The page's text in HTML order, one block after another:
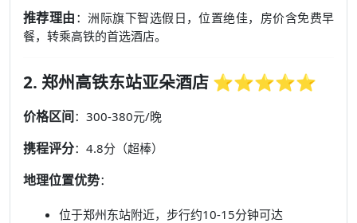
推荐理由 ：洲际旗下智选假日，位置绝佳，房价含免费早
餐，转乘高铁的首选酒店。
2. 郑州高铁东站亚朵酒店 ⭐⭐⭐⭐⭐
价格区间：300-380元/晚
携程评分：4.8分（超棒）
地理位置优势：
位于郑州东站附近，步行约10-15分钟可达